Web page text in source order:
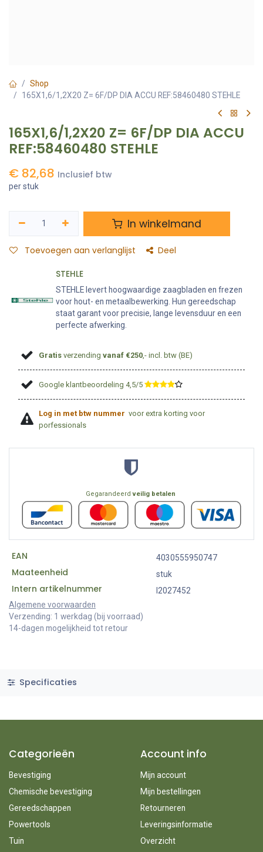
Shop
165X1,6/1,2X20 Z= 6F/DP DIA ACCU REF:58460480 STEHLE
165X1,6/1,2X20 Z= 6F/DP DIA ACCU
REF:58460480 STEHLE
€ 82,68 Inclusief btw
per stuk
In winkelmand
Toevoegen aan verlanglijst Deel
STEHLE
STEHLE levert hoogwaardige zaagbladen en frezen
voor hout- en metaalbewerking. Hun gereedschap
staat garant voor precisie, lange levensduur en een
perfecte afwerking.
Gratis verzendingvanaf €250 ,- incl. btw (BE)
Google klantbeoordeling 4,5/5 ​
Log in met btw nummer voor extra korting voor
porfessionals
Gegarandeerdveilig betalen
EAN 4030555950747
Maateenheid stuk
Intern artikelnummer
I2027452
Algemene voorwaarden
Verzending: 1 werkdag (bij voorraad)
14-dagen mogelijkheid tot retour
Specificaties
Categorieën
Bevestiging
Chemische bevestiging
Gereedschappen
Powertools
Tuin
Account info
Mijn account
Mijn bestellingen
Retourneren
Leveringsinformatie
Overzicht